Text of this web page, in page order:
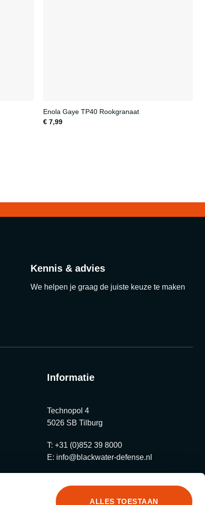
ALLES TOESTAAN
Enola Gaye TP40 Rookgranaat
€ 7,99
Kennis & advies
We helpen je graag de juiste keuze te maken
Informatie
Technopol 4
5026 SB Tilburg
T: +31 (0)852 39 8000
E: info@blackwater-defense.nl